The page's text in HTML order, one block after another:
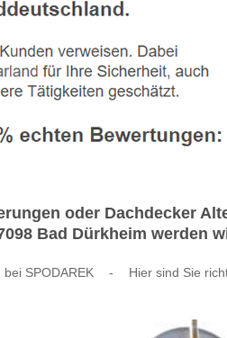
oder Dachdecker
Bad Dürkheim werden
SPODAREK - Hier sind Sie